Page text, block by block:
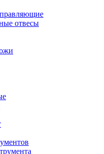
отвесы